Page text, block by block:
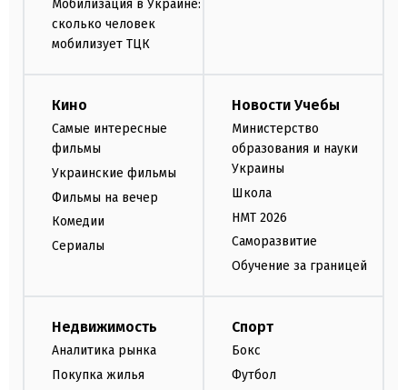
Мобилизация в Украине:
сколько человек
мобилизует ТЦК
Кино
Самые интересные
фильмы
Украинские фильмы
Фильмы на вечер
Комедии
Сериалы
Новости Учебы
Министерство
образования и науки
Украины
Школа
НМТ 2026
Саморазвитие
Обучение за границей
Недвижимость
Аналитика рынка
Покупка жилья
Спорт
Бокс
Футбол